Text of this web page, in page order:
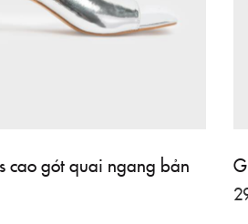
cao gót quai ngang bản